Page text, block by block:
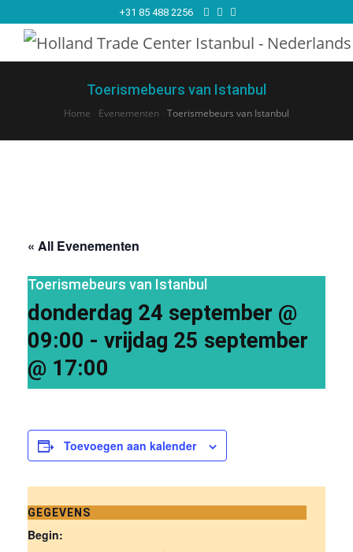
+31 85 488 2256
Toerismebeurs van Istanbul
Home Evenementen Toerismebeurs van Istanbul
« All Evenementen
Toerismebeurs van Istanbul
donderdag 24 september @
09:00 - vrijdag 25 september
@ 17:00
Toevoegen aan kalender
GEGEVENS
Begin: